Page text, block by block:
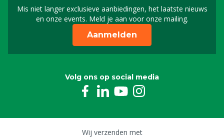
Mis niet langer exclusieve aanbiedingen, het laatste nieuws
en onze events. Meld je aan voor onze mailing.
Schrijf je in voor onze
Aanmelden
Volg ons op social media
Wij verzenden met